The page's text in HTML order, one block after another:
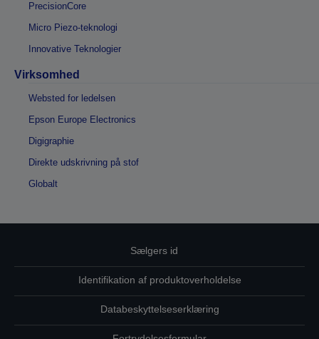
PrecisionCore
Micro Piezo-teknologi
Innovative Teknologier
Virksomhed
Websted for ledelsen
Epson Europe Electronics
Digigraphie
Direkte udskrivning på stof
Globalt
Sælgers id
Identifikation af produktoverholdelse
Databeskyttelseserklæring